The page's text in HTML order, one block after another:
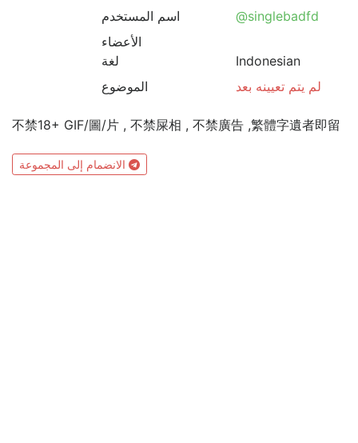
اسم المستخدم
@singlebadfd
الأعضاء
لغة
Indonesian
الموضوع
لم يتم تعيينه بعد
不禁18+ GIF/圖/片 , 不禁屎相 , 不禁廣告 ,繁體字遺者即留